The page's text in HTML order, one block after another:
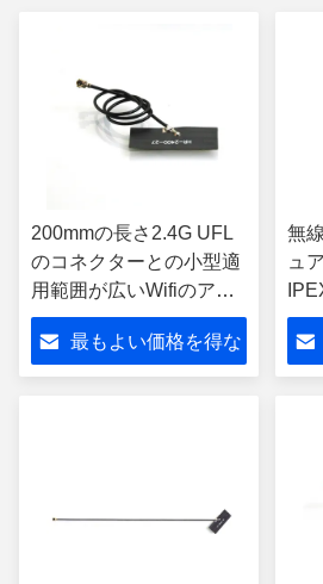
200mmの長さ2.4G UFL
のコネクターとの小型適
用範囲が広いWifiのアン
テナ1.6dbi利益
最もよい価格を得な
無
ュ
料